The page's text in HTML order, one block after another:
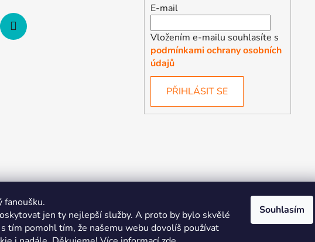
fanoušku.
jen ty nejlepší služby. A proto by bylo skvělé
tím pomohl tím, že našemu webu dovolíš používat
Souhlasím
E-mail
Vložením e-mailu souhlasíte s
podmínkami ochrany osobních
údajů
PŘIHLÁSIT SE